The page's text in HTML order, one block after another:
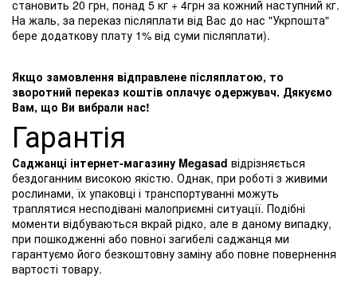
становить 20 грн, понад 5 кг + 4грн за кожний наступний кг.
На жаль, за переказ післяплати від Вас до нас "Укрпошта"
бере додаткову плату 1% від суми післяплати).
Якщо замовлення відправлене післяплатою, то
зворотний переказ коштів оплачує одержувач. Дякуємо
Вам, що Ви вибрали нас!
Гарантія
Саджанці інтернет-магазину Megasad відрізняється
бездоганним високою якістю. Однак, при роботі з живими
рослинами, їх упаковці і транспортуванні можуть
траплятися несподівані малоприємні ситуації. Подібні
моменти відбуваються вкрай рідко, але в даному випадку,
при пошкодженні або повної загибелі саджанця ми
гарантуємо його безкоштовну заміну або повне повернення
вартості товару.